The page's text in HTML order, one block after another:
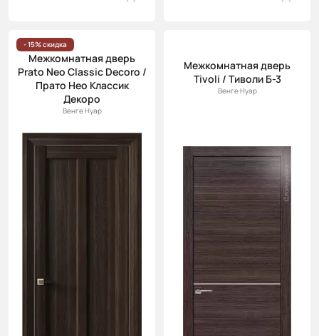
- 15% скидка
Межкомнатная дверь
Prato Neo Classic Decoro /
Прато Нео Классик
Декоро
Венге Нуар
Межкомнатная дверь
Tivoli / Тиволи Б-3
Венге Нуар